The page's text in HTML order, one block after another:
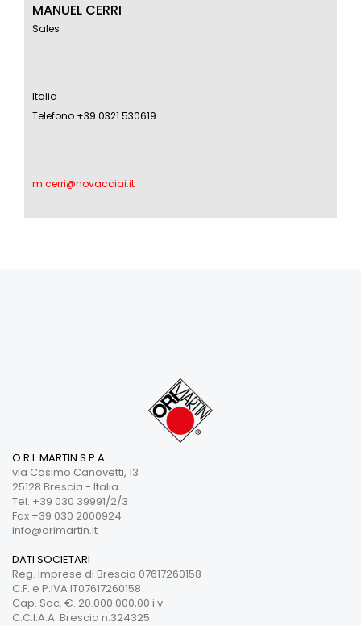
MANUEL CERRI
Sales
Italia
Telefono +39 0321 530619
m.cerri@novacciai.it
O.R.I. MARTIN S.P.A.
via Cosimo Canovetti, 13
25128 Brescia - Italia
Tel. +39 030 39991/2/3
Fax +39 030 2000924
info@orimartin.it
DATI SOCIETARI
Reg. Imprese di Brescia 07617260158
C.F. e P.IVA IT07617260158
Cap. Soc. €. 20.000.000,00 i.v.
C.C.I.A.A. Brescia n.324325